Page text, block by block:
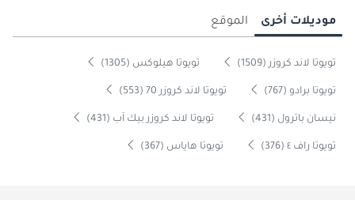
موديلات أخرى الموقع
تويوتا لاند كروزر (1509) تويوتا هيلوكس (1305)
تويوتا برادو (767) تويوتا لاند كروزر 70 (553)
نيسان باترول (431) تويوتا لاند كروزر بيك آب (431)
تويوتا راف ٤ (376) تويوتا هاياس (367)